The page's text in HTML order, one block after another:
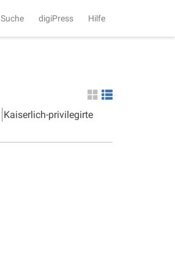
Suche digiPress Hilfe
Kaiserlich-privilegirte